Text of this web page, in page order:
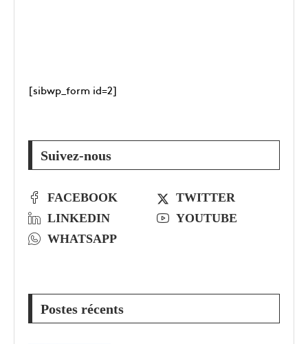
[sibwp_form id=2]
Suivez-nous
FACEBOOK
TWITTER
LINKEDIN
YOUTUBE
WHATSAPP
Postes récents